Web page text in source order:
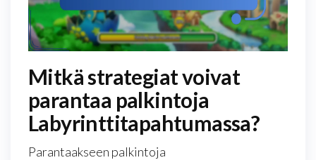
Mitkä strategiat voivat
parantaa palkintoja
Labyrinttitapahtumassa?
Parantaakseen palkintoja